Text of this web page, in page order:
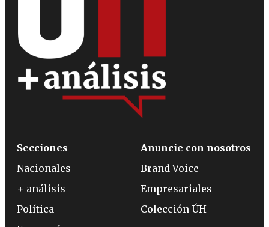
Secciones
Nacionales
+ análisis
Política
Anuncie con nosotros
Brand Voice
Empresariales
Colección ÚH